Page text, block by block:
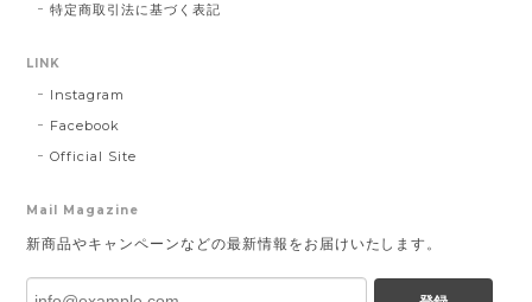
特定商取引法に基づく表記
LINK
Instagram
Facebook
Official Site
Mail Magazine
新商品やキャンペーンなどの最新情報をお届けいたします。